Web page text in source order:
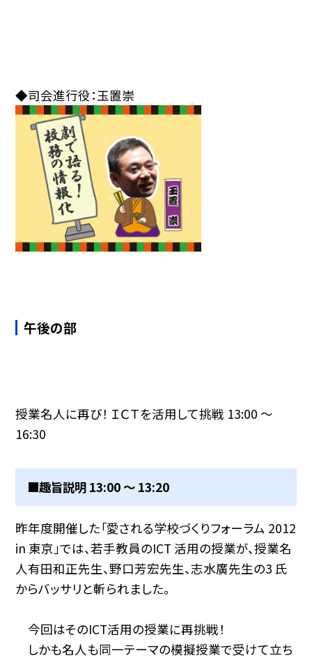
◆司会進行役：玉置崇
午後の部
授業名人に再び！ ＩＣＴを活用して挑戦 13:00 〜
16:30
■趣旨説明 13:00 〜 13:20
昨年度開催した「愛される学校づくりフォーラム 2012
in 東京」では、若手教員のICT 活用の授業が、授業名
人有田和正先生、野口芳宏先生、志水廣先生の3 氏
からバッサリと斬られました。
今回はそのICT活用の授業に再挑戦！
しかも名人も同一テーマの模擬授業で受けて立ち